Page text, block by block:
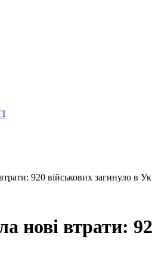
920 військових загинуло в
нові втрати: